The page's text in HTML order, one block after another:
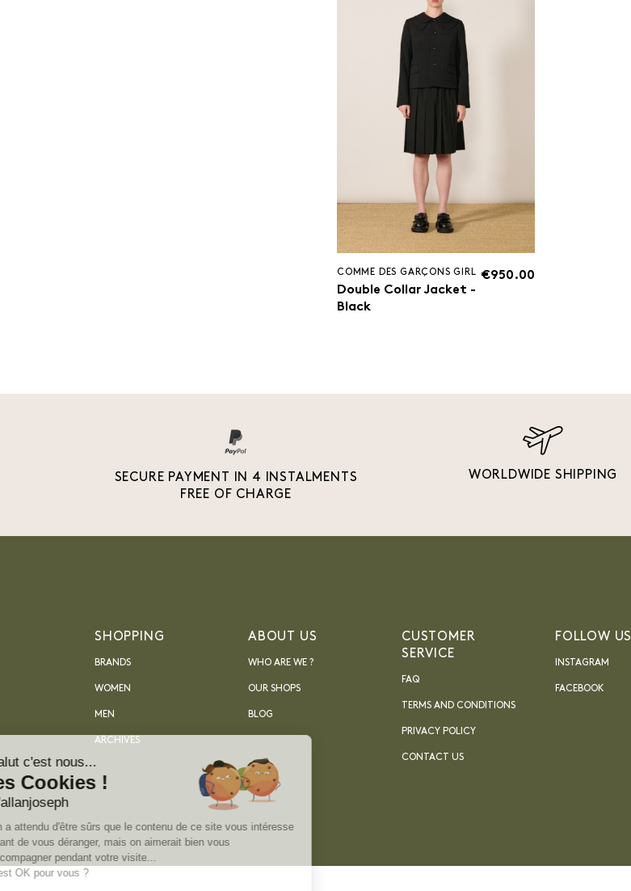
COMME DES GARÇONS GIRL
Double Collar Jacket -
Black
€950.00
SECURE PAYMENT IN 4 INSTALMENTS
FREE OF CHARGE
WORLDWIDE SHIPPING
SHOPPING
BRANDS
WOMEN
MEN
ARCHIVES
ABOUT US
WHO ARE WE ?
OUR SHOPS
BLOG
CUSTOMER
SERVICE
FAQ
TERMS AND CONDITIONS
PRIVACY POLICY
CONTACT US
FOLLOW US
INSTAGRAM
FACEBOOK
Salut c'est nous...
les Cookies !
D'allanjoseph
On a attendu d'être sûrs que le contenu de ce site vous intéresse
avant de vous déranger, mais on aimerait bien vous
accompagner pendant votre visite...
C'est OK pour vous ?